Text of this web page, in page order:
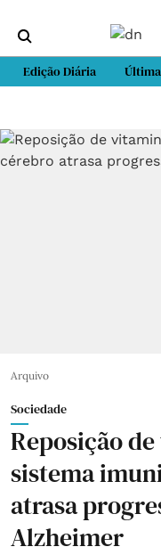
Edição Diária
Arquivo
Sociedade
Reposição
sistema
atrasa
Alzheimer